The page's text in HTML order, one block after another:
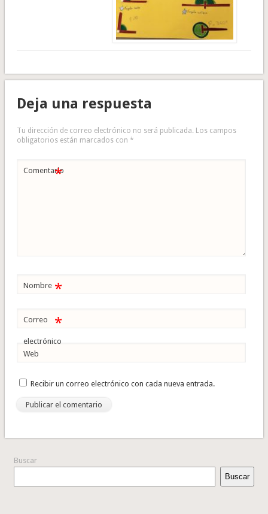
Deja una respuesta
Tu dirección de correo electrónico no será publicada. Los campos
obligatorios están marcados con *
Comentario
*
Nombre *
Correo
electrónico
*
Web
Recibir un correo electrónico con cada nueva entrada.
Buscar
Buscar